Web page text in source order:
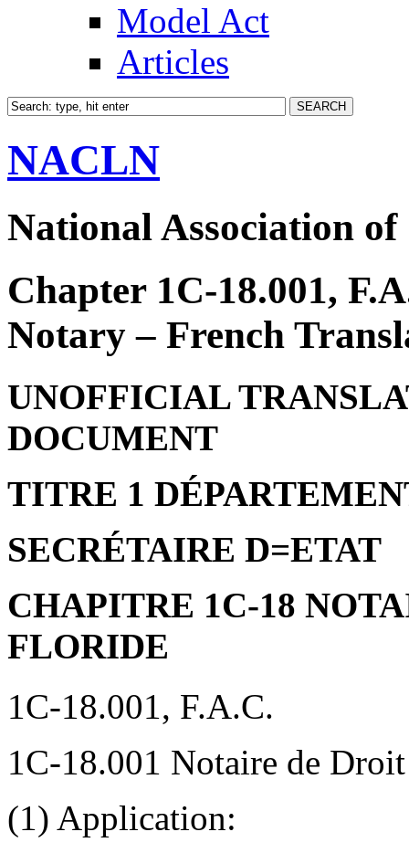
Model Act
Articles
NACLN
National Association
Chapter 1C-18.001,
Notary – French
UNOFFICIAL
DOCUMENT
TITRE 1
SECRÉTAIRE D=ETAT
CHAPITRE 1C-18
FLORIDE
1C-18.001, F.A.C.
1C-18.001 Notaire de
(1) Application: